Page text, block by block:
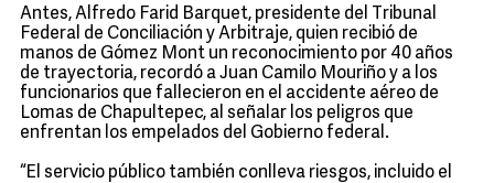
Antes, Alfredo Farid Barquet, presidente del Tribunal
Federal de Conciliación y Arbitraje, quien recibió de
manos de Gómez Mont un reconocimiento por 40 años
de trayectoria, recordó a Juan Camilo Mouriño y a los
funcionarios que fallecieron en el accidente aéreo de
Lomas de Chapultepec, al señalar los peligros que
enfrentan los empelados del Gobierno federal.
“El servicio público también conlleva riesgos, incluido el